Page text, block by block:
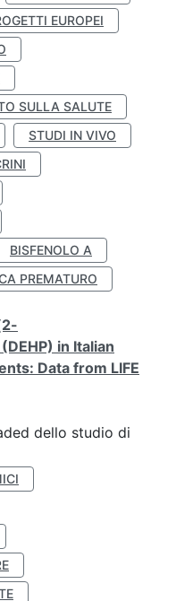
EUROPEI
SULLA SALUTE
STUDI IN VIVO
BISFENOLO A
PREMATURO
in Italian
Data from LIFE
dello studio di